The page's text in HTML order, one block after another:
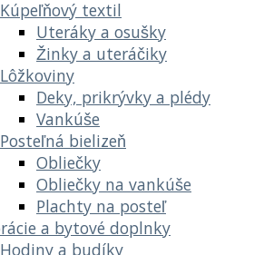
Kúpeľňový textil
Uteráky a osušky
Žinky a uteráčiky
Lôžkoviny
Deky, prikrývky a plédy
Vankúše
Posteľná bielizeň
Obliečky
Obliečky na vankúše
Plachty na posteľ
a bytové doplnky
Hodiny a budíky